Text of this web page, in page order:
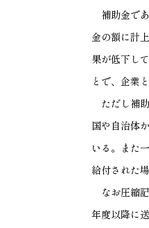
補助金で
金の額に計
果が低下し
とで、企業
ただし補
国や自治体
いる。また
給付された
なお圧縮
年度以降に